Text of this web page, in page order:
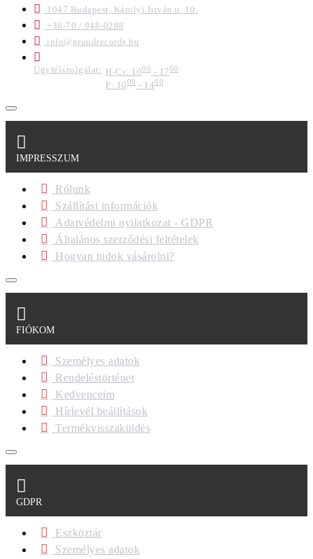
1047 Budapest, Károlyi István u. 10.
+36-70 / 948-0288
info@grundrecords.hu
Ügyfélszolgálat: H-Cs: 1000 - 1700
P: 1000- 1400
IMPRESSZUM
Rólunk
Szállítási információk
Adatvédelmi nyilatkozat - GDPR
Általános szerződési feltételek
Hogyan tudok vásárolni?
FIÓKOM
Személyes adatok
Rendeléstörténet
Kedvenceim
Hírlevél beállítások
Termékvisszaküldés
GDPR
Eszköztár
Személyes adatok